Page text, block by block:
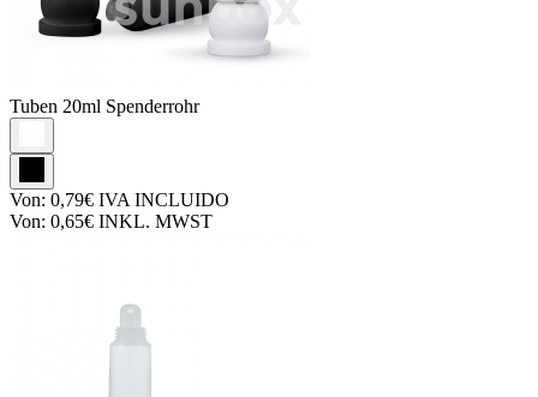
Tuben 20ml Spenderrohr
Von: 0,79€ IVA INCLUIDO
Von: 0,65€ INKL. MWST